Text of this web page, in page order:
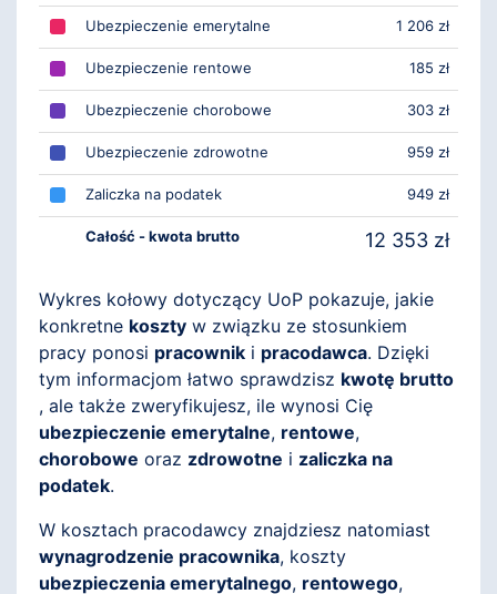
Ubezpieczenie emerytalne 1 206 zł
Ubezpieczenie rentowe 185 zł
Ubezpieczenie chorobowe 303 zł
Ubezpieczenie zdrowotne 959 zł
Zaliczka na podatek 949 zł
Całość - kwota brutto 12 353 zł
Wykres kołowy dotyczący UoP pokazuje, jakie
konkretne koszty w związku ze stosunkiem
pracy ponosi pracownik i pracodawca. Dzięki
tym informacjom łatwo sprawdzisz kwotę brutto
, ale także zweryfikujesz, ile wynosi Cię
ubezpieczenie emerytalne, rentowe,
chorobowe oraz zdrowotne i zaliczka na
podatek.
W kosztach pracodawcy znajdziesz natomiast
wynagrodzenie pracownika, koszty
ubezpieczenia emerytalnego, rentowego,